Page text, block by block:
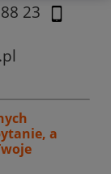
23
a